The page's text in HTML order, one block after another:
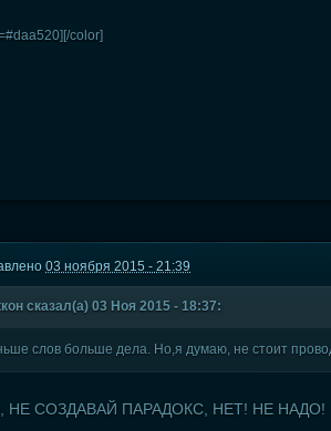
[/color]
03 ноября 2015 - 21:39
сказал(а) 03 Ноя 2015 - 18:37:
слов больше дела. Но,я думаю, не стоит
НЕ СОЗДАВАЙ ПАРАДОКС, НЕТ! НЕ НАДО!